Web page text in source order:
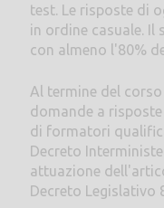
test. Le risposte di
in ordine casuale. Il
con almeno l'80%
Al termine del
domande a
di formatori
Decreto
attuazione
Decreto Legislativo